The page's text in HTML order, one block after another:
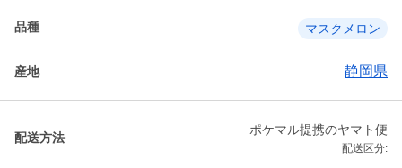
品種 マスクメロン
産地 静岡県
配送方法
ポケマル提携のヤマト便
配送区分: